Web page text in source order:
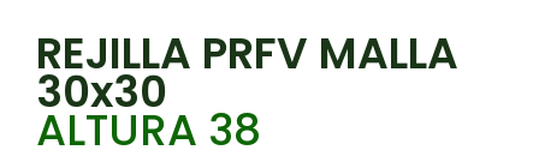
REJILLA PRFV MALLA
30x30
ALTURA 38